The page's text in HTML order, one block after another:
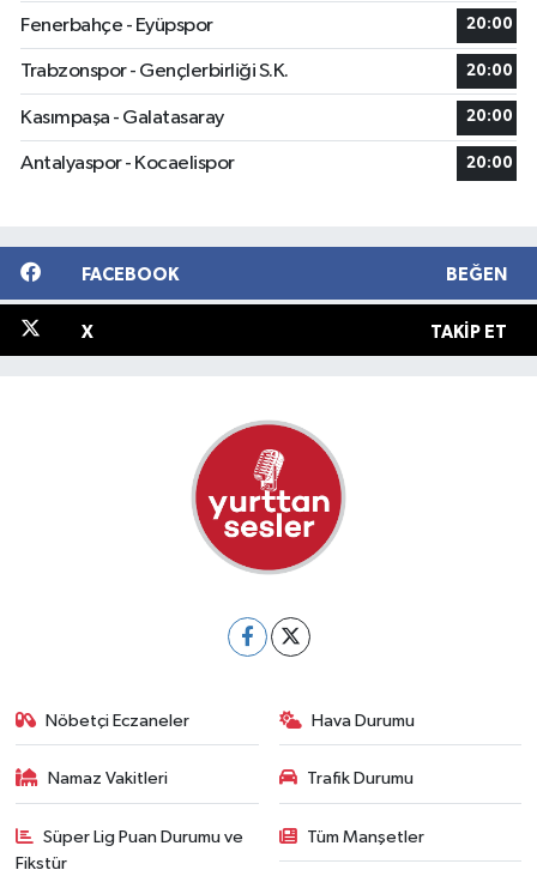
Fenerbahçe - Eyüpspor 20:00
Trabzonspor - Gençlerbirliği S.K. 20:00
Kasımpaşa - Galatasaray 20:00
Antalyaspor - Kocaelispor 20:00
FACEBOOK BEĞEN
X TAKIP ET
Nöbetçi Eczaneler Hava Durumu
Namaz Vakitleri Trafik Durumu
Süper Lig Puan Durumu ve
Fikstür
Tüm Manşetler